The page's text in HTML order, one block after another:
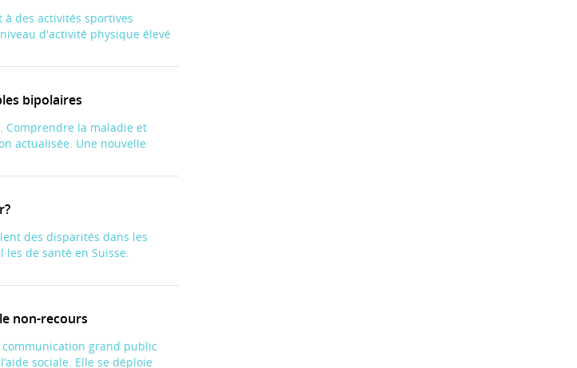
des activités sportives
d'activité physique élevé
bipolaires
Comprendre la maladie et
actualisée. Une nouvelle
des disparités dans les
de santé en Suisse.
non-recours
communication grand public
sociale. Elle se déploie